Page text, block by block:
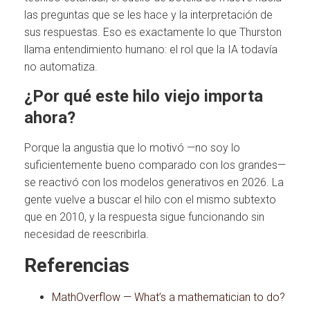
las preguntas que se les hace y la interpretación de
sus respuestas. Eso es exactamente lo que Thurston
llama entendimiento humano: el rol que la IA todavía
no automatiza.
¿Por qué este hilo viejo importa
ahora?
Porque la angustia que lo motivó —no soy lo
suficientemente bueno comparado con los grandes—
se reactivó con los modelos generativos en 2026. La
gente vuelve a buscar el hilo con el mismo subtexto
que en 2010, y la respuesta sigue funcionando sin
necesidad de reescribirla.
Referencias
MathOverflow — What’s a mathematician to do?